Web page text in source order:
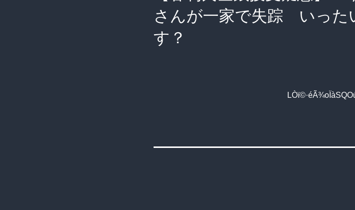
さんが一家で失踪 いった
す？